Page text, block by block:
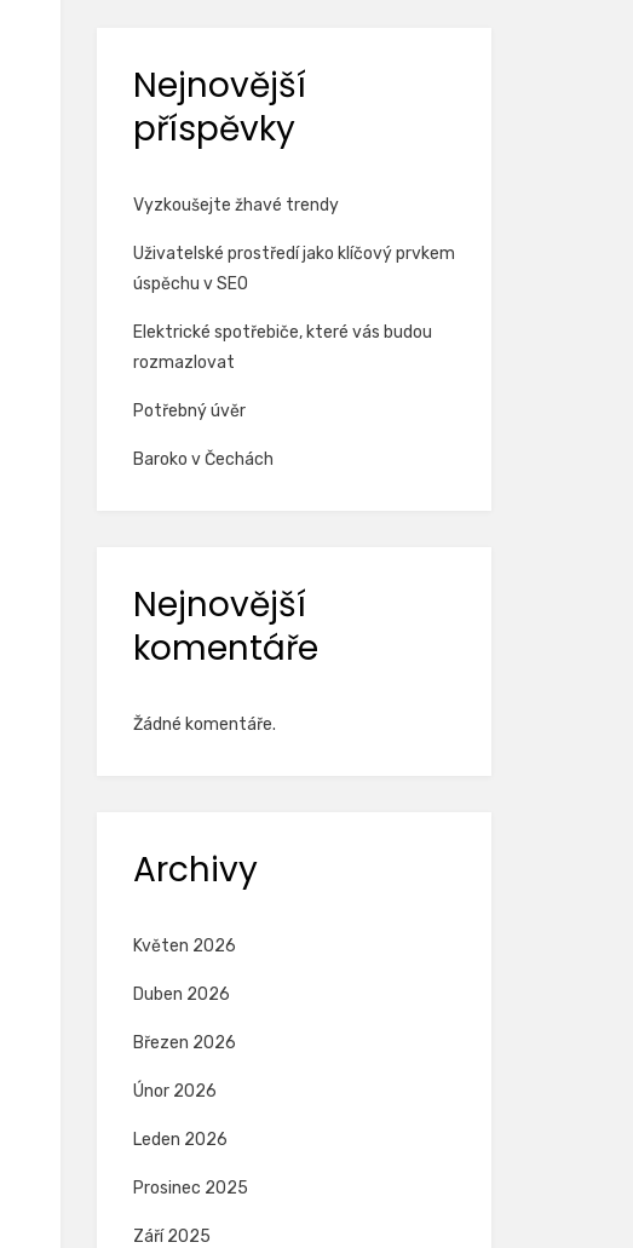
Nejnovější
příspěvky
Vyzkoušejte žhavé trendy
Uživatelské prostředí jako klíčový prvkem
úspěchu v SEO
Elektrické spotřebiče, které vás budou
rozmazlovat
Potřebný úvěr
Baroko v Čechách
Nejnovější
komentáře
Žádné komentáře.
Archivy
Květen 2026
Duben 2026
Březen 2026
Únor 2026
Leden 2026
Prosinec 2025
Září 2025